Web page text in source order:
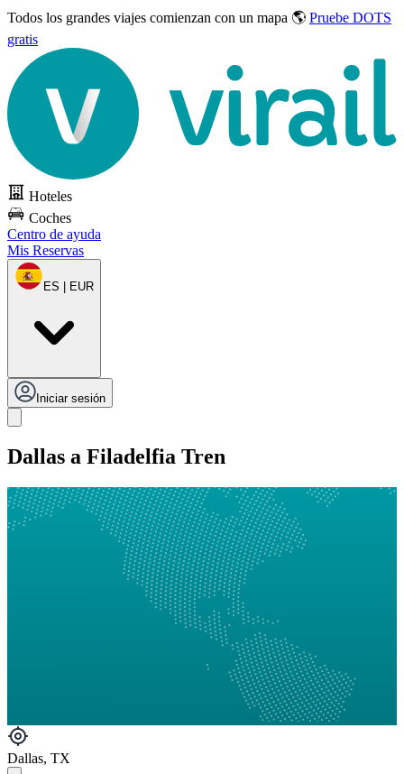
Todos los grandes viajes comienzan con un mapa 🌎 Pruebe DOTS
gratis
Hoteles
Coches
Centro de ayuda
Mis Reservas
ES | EUR
Iniciar sesión
Dallas a Filadelfia Tren
Dallas, TX